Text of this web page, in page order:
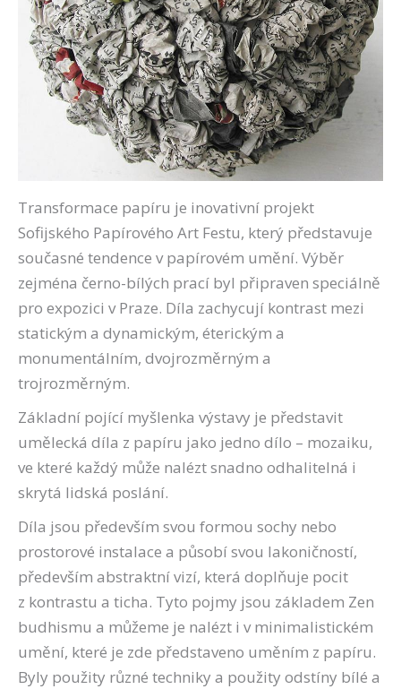
Transformace papíru je inovativní projekt
Sofijského Papírového Art Festu, který představuje
současné tendence v papírovém umění. Výběr
zejména černo-bílých prací byl připraven speciálně
pro expozici v Praze. Díla zachycují kontrast mezi
statickým a dynamickým, éterickým a
monumentálním, dvojrozměrným a
trojrozměrným.
Základní pojící myšlenka výstavy je představit
umělecká díla z papíru jako jedno dílo – mozaiku,
ve které každý může nalézt snadno odhalitelná i
skrytá lidská poslání.
Díla jsou především svou formou sochy nebo
prostorové instalace a působí svou lakoničností,
především abstraktní vizí, která doplňuje pocit
z kontrastu a ticha. Tyto pojmy jsou základem Zen
budhismu a můžeme je nalézt i v minimalistickém
umění, které je zde představeno uměním z papíru.
Byly použity různé techniky a použity odstíny bílé a